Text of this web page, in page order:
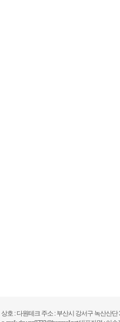
상호 : 다원테크 주소 : 부산시 강서구 녹산산단